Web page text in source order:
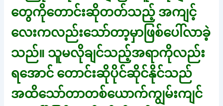
တွေကိုတောင်းဆိုတတ်သည့် အကျင့်
လေးကလည်းသော်တာ့မှာဖြစ်ပေါ်လာခဲ့
သည်။ သူမလိုချင်သည့်အရာကိုလည်း
ရအောင် တောင်းဆိုပိုင်ဆိုင်နိုင်သည်
အထိသော်တာတစ်ယောက်ကျွမ်းကျင်